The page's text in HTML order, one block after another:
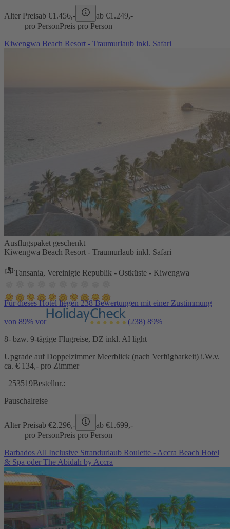
Alter Preisab €1.456,- ab €1.249,-
pro PersonPreis pro Person
Kiwengwa Beach Resort - Traumurlaub inkl. Safari
Ausflugspaket geschenkt
Kiwengwa Beach Resort - Traumurlaub inkl. Safari
Tansania, Vereinigte Republik - Ostküste - Kiwengwa
Für dieses Hotel liegen 238 Bewertungen mit einer Zustimmung
von 89% vor (238) 89%
8- bzw. 9-tägige Flugreise, DZ inkl. AI light
Upgrade auf Doppelzimmer Meerblick (nach Verfügbarkeit) i.W.v.
ca. € 134,- pro Zimmer
253519Bestellnr.:
Pauschalreise
Alter Preisab €2.296,- ab €1.699,-
pro PersonPreis pro Person
Barbados All Inclusive Strandurlaub Roulette - Accra Beach Hotel
& Spa oder The Abidah by Accra